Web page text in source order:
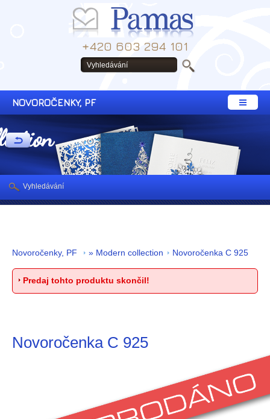
+420 603 294 101
NOVOROČENKY, PF
Novoročenky, PF » Modern collection Novoročenka C 925
Predaj tohto produktu skončil!
Novoročenka C 925
Vyhledávání